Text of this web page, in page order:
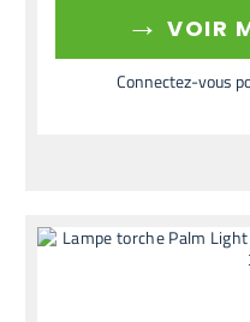
→ VOIR
Connectez-vous